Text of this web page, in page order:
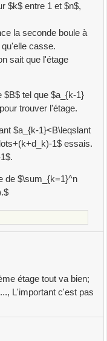
$k$ entre 1 et $n$,
la seconde boule à
qu'elle casse.
sait que l'étage
$B$ tel que $a_{k-1}
trouver l'étage.
$a_{k-1}<B\leqslant
1$ essais.
de $\sum_{k=1}^n
étage tout va bien;
L'important c'est pas